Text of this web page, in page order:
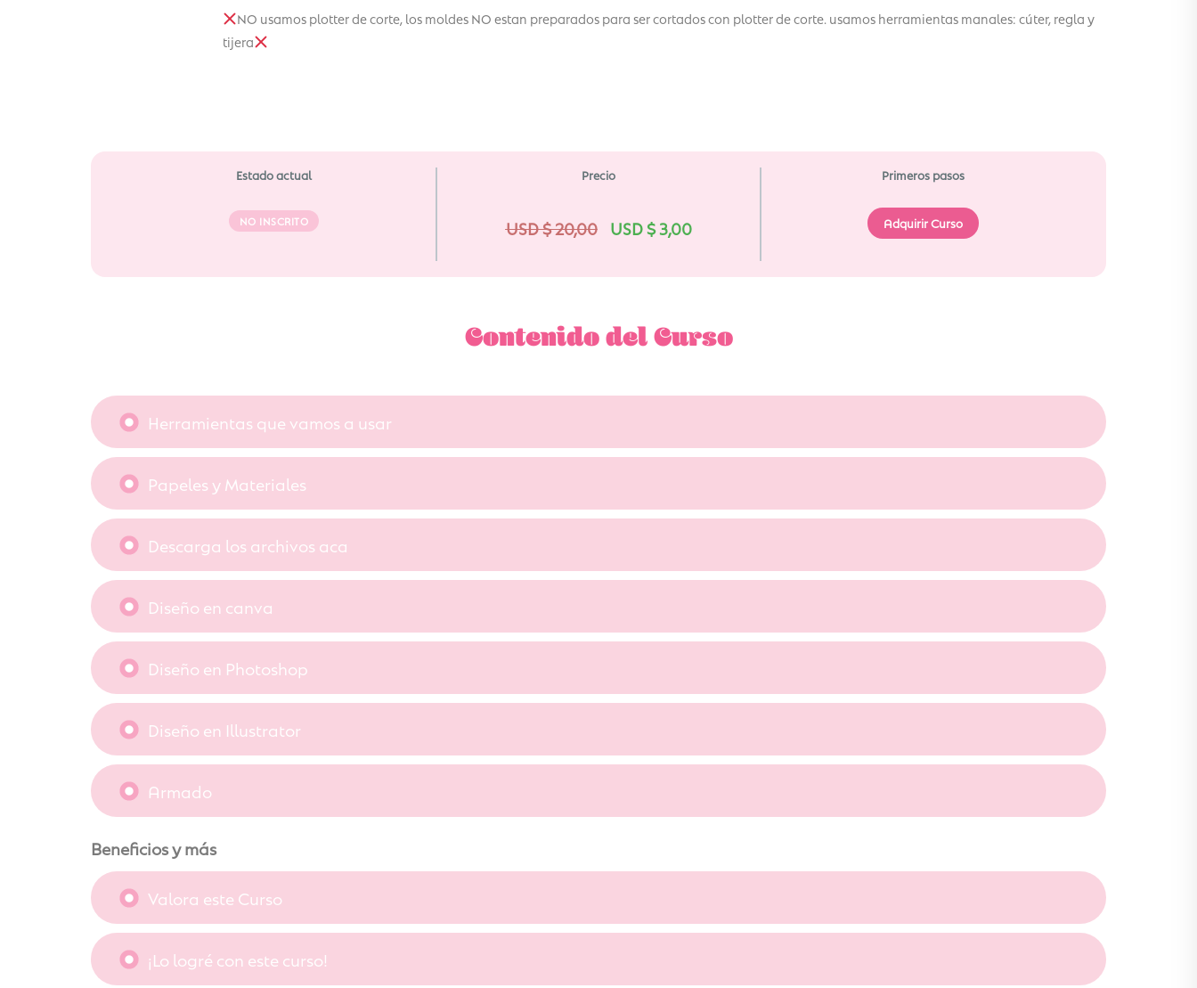
NO usamos plotter de corte, los moldes NO estan preparados para ser cortados con plotter de corte. usamos herramientas manales: cúter, regla y
tijera
Estado actual
NO INSCRITO
Precio
USD $20,00 USD $3,00
Primeros pasos
Adquirir Curso
Contenido del Curso
Herramientas que vamos a usar
Papeles y Materiales
Descarga los archivos aca
Diseño en canva
Diseño en Photoshop
Diseño en Illustrator
Armado
Beneficios y más
Valora este Curso
¡Lo logré con este curso!